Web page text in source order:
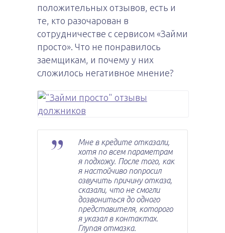
положительных отзывов, есть и
те, кто разочарован в
сотрудничестве с сервисом «Займи
просто». Что не понравилось
заемщикам, и почему у них
сложилось негативное мнение?
Мне в кредите отказали,
хотя по всем параметрам
я подхожу. После того, как
я настойчиво попросил
озвучить причину отказа,
сказали, что не смогли
дозвониться до одного
представителя, которого
я указал в контактах.
Глупая отмазка.